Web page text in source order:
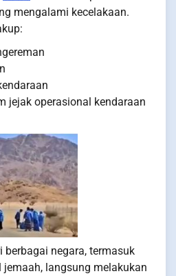
mengalami kecelakaan.
jejak operasional kendaraan
berbagai negara, termasuk
langsung melakukan